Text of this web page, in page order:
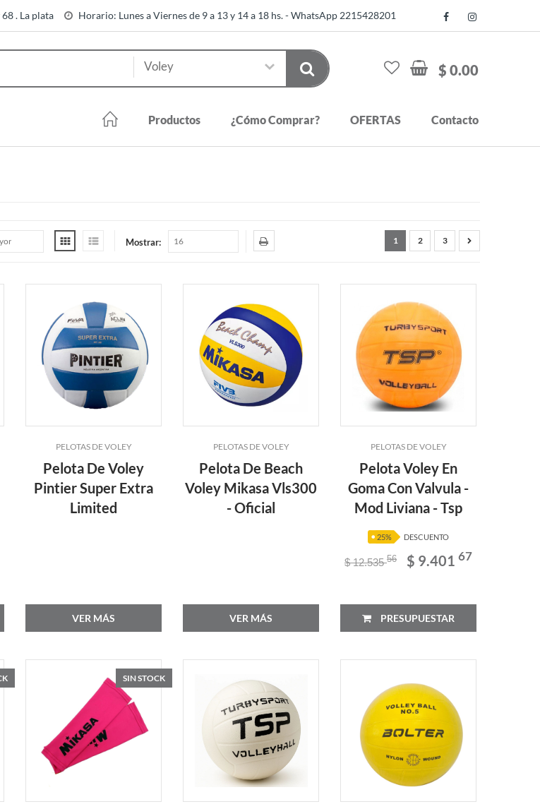
. La plata Horario: Lunes a Viernes de 9 a 13 y 14 a 18 hs. - WhatsApp 2215428201
$ 0.00
Productos ¿Cómo Comprar? OFERTAS Contacto
Mostrar: 1 2 3
PELOTAS DE VOLEY
Pelota De Voley
Pintier Super Extra
Limited
VER MÁS
PELOTAS DE VOLEY
Pelota De Beach
Voley Mikasa Vls300
- Oficial
VER MÁS
PELOTAS DE VOLEY
Pelota Voley En
Goma Con Valvula -
Mod Liviana - Tsp
25% DESCUENTO
$ 12.53556 $ 9.40167
PRESUPUESTAR
SIN STOCK